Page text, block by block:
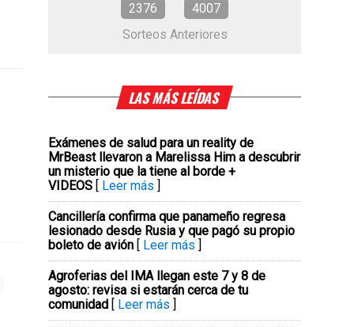
2376
4007
Sorteos Anteriores
LAS MÁS LEÍDAS
Exámenes de salud para un reality de
MrBeast llevaron a Marelissa Him a descubrir
un misterio que la tiene al borde +
VIDEOS [ Leer más ]
Cancillería confirma que panameño regresa
lesionado desde Rusia y que pagó su propio
boleto de avión [ Leer más ]
Agroferias del IMA llegan este 7 y 8 de
agosto: revisa si estarán cerca de tu
comunidad [ Leer más ]